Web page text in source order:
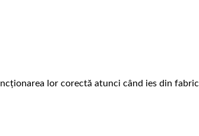
lor corectă atunci când ies din